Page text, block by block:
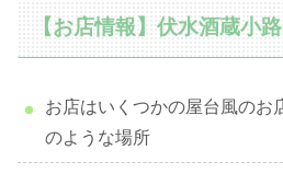
【お店情報】伏水酒蔵小路
お店はいくつかの屋台風のお
のような場所